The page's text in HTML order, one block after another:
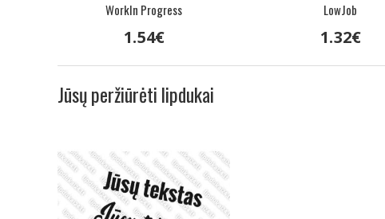
WorkIn Progress
1.54€
LowJob
1.32€
Jūsų peržiūrėti lipdukai